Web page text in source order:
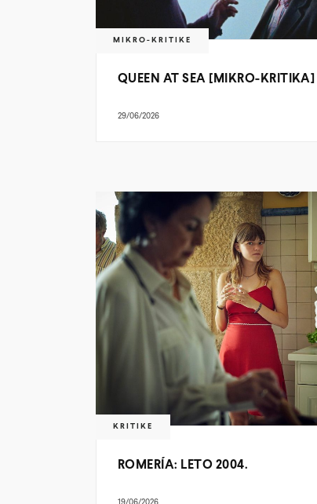
MIKRO-KRITIKE
QUEEN AT SEA [MIKRO-KRITIKA]
29/06/2026
KRITIKE
ROMERÍA: LETO 2004.